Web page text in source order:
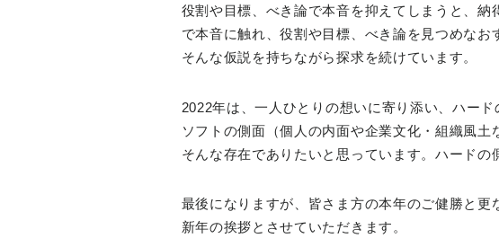
役割や目標、べき論で本音を抑えてしまうと、
で本音に触れ、役割や目標、べき論を見つめなお
そんな仮説を持ちながら探求を続けています。
2022年は、一人ひとりの想いに寄り添い、ハード
ソフトの側面（個人の内面や企業文化・組織風土
そんな存在でありたいと思っています。ハードの
最後になりますが、皆さま方の本年のご健勝と更
新年の挨拶とさせていただきます。